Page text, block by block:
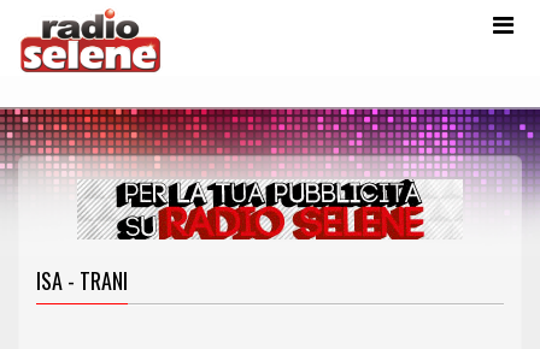
ISA - TRANI